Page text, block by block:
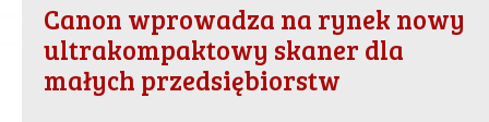
Canon wprowadza na rynek nowy
ultrakompaktowy skaner dla
małych przedsiębiorstw